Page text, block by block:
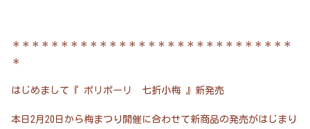
＊＊＊＊＊＊＊＊＊＊＊＊＊＊＊＊＊＊＊＊＊＊＊＊＊＊＊＊＊
＊
はじめまして『 ポリポーリ 七折小梅 』新発売
本日2月20日から梅まつり開催に合わせて新商品の発売がはじまり